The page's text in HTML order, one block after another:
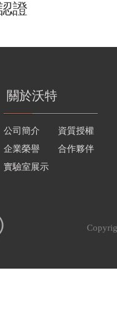
證
關於沃特
公司簡介
資質授權
企業榮譽
合作夥伴
實驗室展示